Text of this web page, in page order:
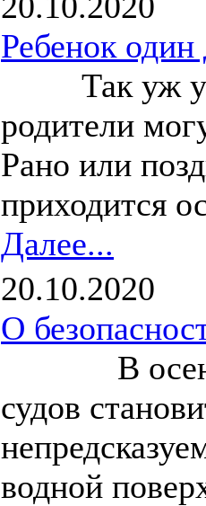
Ребенок один
Так уж
родители
Рано или
приходится
Далее...
20.10.2020
О
В осенний
судов
водной